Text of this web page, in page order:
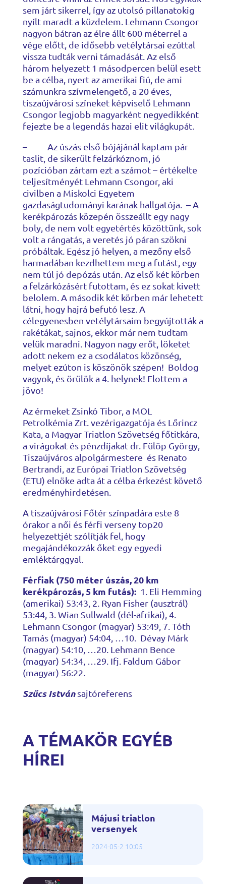
sem járt sikerrel, így az utolsó pillanatokig
nyílt maradt a küzdelem. Lehmann Csongor
nagyon bátran az élre állt 600 méterrel a
vége előtt, de idősebb vetélytársai ezúttal
vissza tudták verni támadását. Az első
három helyezett 1 másodpercen belül esett
be a célba, nyert az amerikai fiú, de ami
számunkra szívmelengető, a 20 éves,
tiszaújvárosi színeket képviselő Lehmann
Csongor legjobb magyarként negyedikként
fejezte be a legendás hazai elit világkupát.
– Az úszás első bójájánál kaptam pár
taslit, de sikerült felzárkóznom, jó
pozícióban zártam ezt a számot – értékelte
teljesítményét Lehmann Csongor, aki
civilben a Miskolci Egyetem
gazdaságtudományi karának hallgatója. – A
kerékpározás közepén összeállt egy nagy
boly, de nem volt egyetértés közöttünk, sok
volt a rángatás, a veretés jó páran szökni
próbáltak. Egész jó helyen, a mezőny első
harmadában kezdhettem meg a futást, egy
nem túl jó depózás után. Az első két körben
a felzárkózásért futottam, és ez sokat kivett
belolem. A második két körben már lehetett
látni, hogy hajrá befutó lesz. A
célegyenesben vetélytársaim begyújtották a
rakétákat, sajnos, ekkor már nem tudtam
velük maradni. Nagyon nagy erőt, löketet
adott nekem ez a csodálatos közönség,
melyet ezúton is köszönök szépen! Boldog
vagyok, és örülök a 4. helynek! Elottem a
jövo!
Az érmeket Zsinkó Tibor, a MOL
Petrolkémia Zrt. vezérigazgatója és Lőrincz
Kata, a Magyar Triatlon Szövetség főtitkára,
a virágokat és pénzdíjakat dr. Fülöp György,
Tiszaújváros alpolgármestere és Renato
Bertrandi, az Európai Triatlon Szövetség
(ETU) elnöke adta át a célba érkezést követő
eredményhirdetésen.
A tiszaújvárosi Főtér színpadára este 8
órakor a női és férfi verseny top20
helyezettjét szólítják fel, hogy
megajándékozzák őket egy egyedi
emléktárggyal.
Férfiak (750 méter úszás, 20 km
kerékpározás, 5 km futás): 1. Eli Hemming
(amerikai) 53:43, 2. Ryan Fisher (ausztrál)
53:44, 3. Wian Sullwald (dél-afrikai), 4.
Lehmann Csongor (magyar) 53:49, 7. Tóth
Tamás (magyar) 54:04, …10. Dévay Márk
(magyar) 54:10, …20. Lehmann Bence
(magyar) 54:34, …29. Ifj. Faldum Gábor
(magyar) 56:22.
Szűcs Istvánsajtóreferens
A TÉMAKÖR EGYÉB
HÍREI
Májusi triatlon
versenyek
2024-05-2 10:05